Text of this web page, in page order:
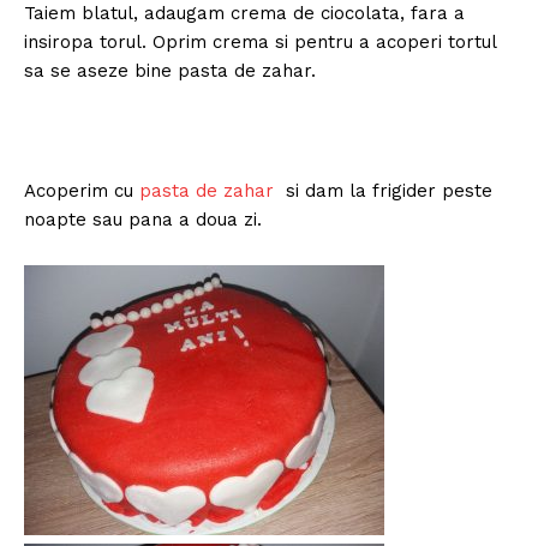
Taiem blatul, adaugam crema de ciocolata, fara a
insiropa torul. Oprim crema si pentru a acoperi tortul
sa se aseze bine pasta de zahar.
Acoperim cu pasta de zahar
si dam la frigider peste
noapte sau pana a doua zi.